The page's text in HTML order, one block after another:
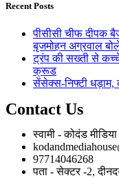
Recent Posts
पीसीसी चीफ दीपक
बृजमोहन अग्रवाल
ट्रंप की सख्ती से
क्रूड
सेंसेक्स-निफ्टी धड़ाम,
Contact Us
स्वामी - कोदंड
97714046268
पता - सेक्टर -2,